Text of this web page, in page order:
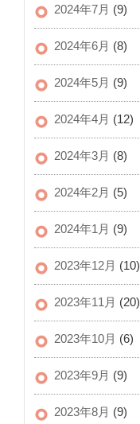
2024年7月 (9)
2024年6月 (8)
2024年5月 (9)
2024年4月 (12)
2024年3月 (8)
2024年2月 (5)
2024年1月 (9)
2023年12月 (10)
2023年11月 (20)
2023年10月 (6)
2023年9月 (9)
2023年8月 (9)